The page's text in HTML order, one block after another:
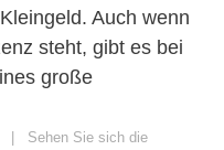
Auch wenn
steht, gibt es bei
große
| Sehen Sie sich die